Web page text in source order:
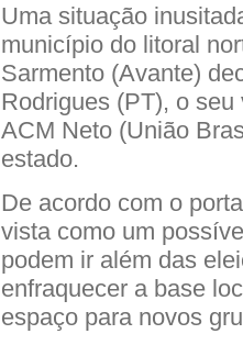
Uma situação
município do litoral
Sarmento (Avante)
Rodrigues (PT), o
ACM Neto (União
estado.
De acordo com o
vista como um
podem ir além das
enfraquecer a base
espaço para novos